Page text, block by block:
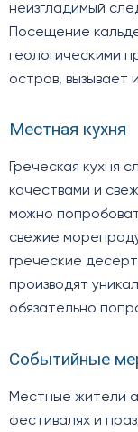
неизгладимый
Посещение
геологическими
остров, вызывает
Местная кухня
Греческая кухня
качествами и
можно
свежие
греческие
производят
обязательно
Событийные
Местные жители
фестивалях и